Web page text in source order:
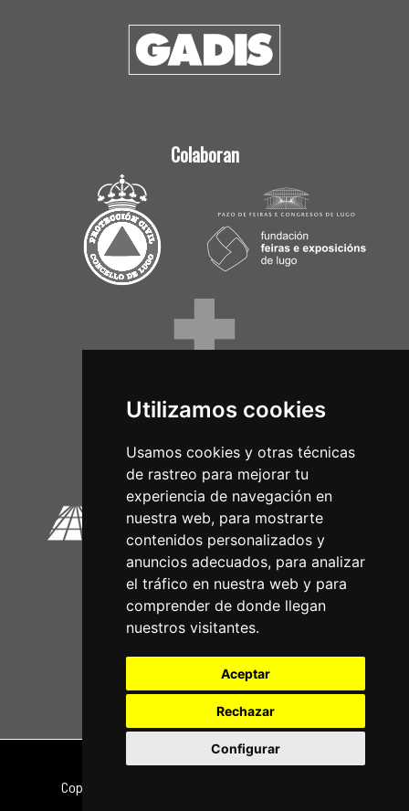
Utilizamos cookies
Usamos cookies y otras técnicas
de rastreo para mejorar tu
experiencia de navegación en
nuestra web, para mostrarte
contenidos personalizados y
anuncios adecuados, para analizar
el tráfico en nuestra web y para
comprender de donde llegan
nuestros visitantes.
Aceptar
Rechazar
Configurar
Colaboran
Circuitos Oficiais
Nota legal|Política de privacidade
Copyright © 2026 | Powered by